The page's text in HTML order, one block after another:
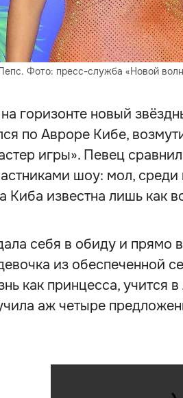
Фото: пресс-служба «Новой
горизонте новый
по Авроре Кибе,
игры». Певец
шоу: мол,
Киба известна лишь как
себя в обиду и прямо
из обеспеченной
как принцесса, учится
аж четыре